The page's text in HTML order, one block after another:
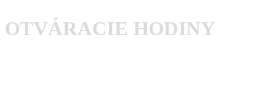
OTVÁRACIE HODINY